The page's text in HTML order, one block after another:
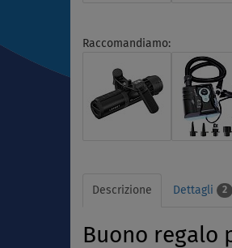
Raccomandiamo:
Descrizione Dettagli 2
Buono regalo